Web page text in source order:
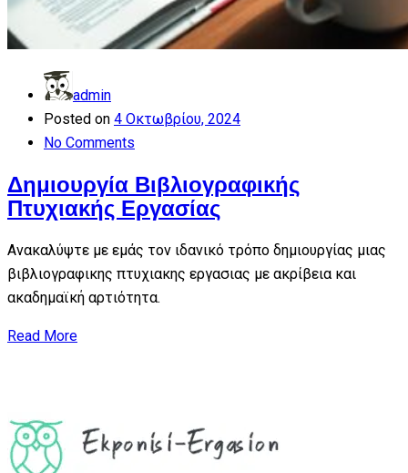
admin
Posted on 4 Οκτωβρίου, 2024
No Comments
Δημιουργία Βιβλιογραφικής
Πτυχιακής Εργασίας
Ανακαλύψτε με εμάς τον ιδανικό τρόπο δημιουργίας μιας
βιβλιογραφικης πτυχιακης εργασιας με ακρίβεια και
ακαδημαϊκή αρτιότητα.
Read More